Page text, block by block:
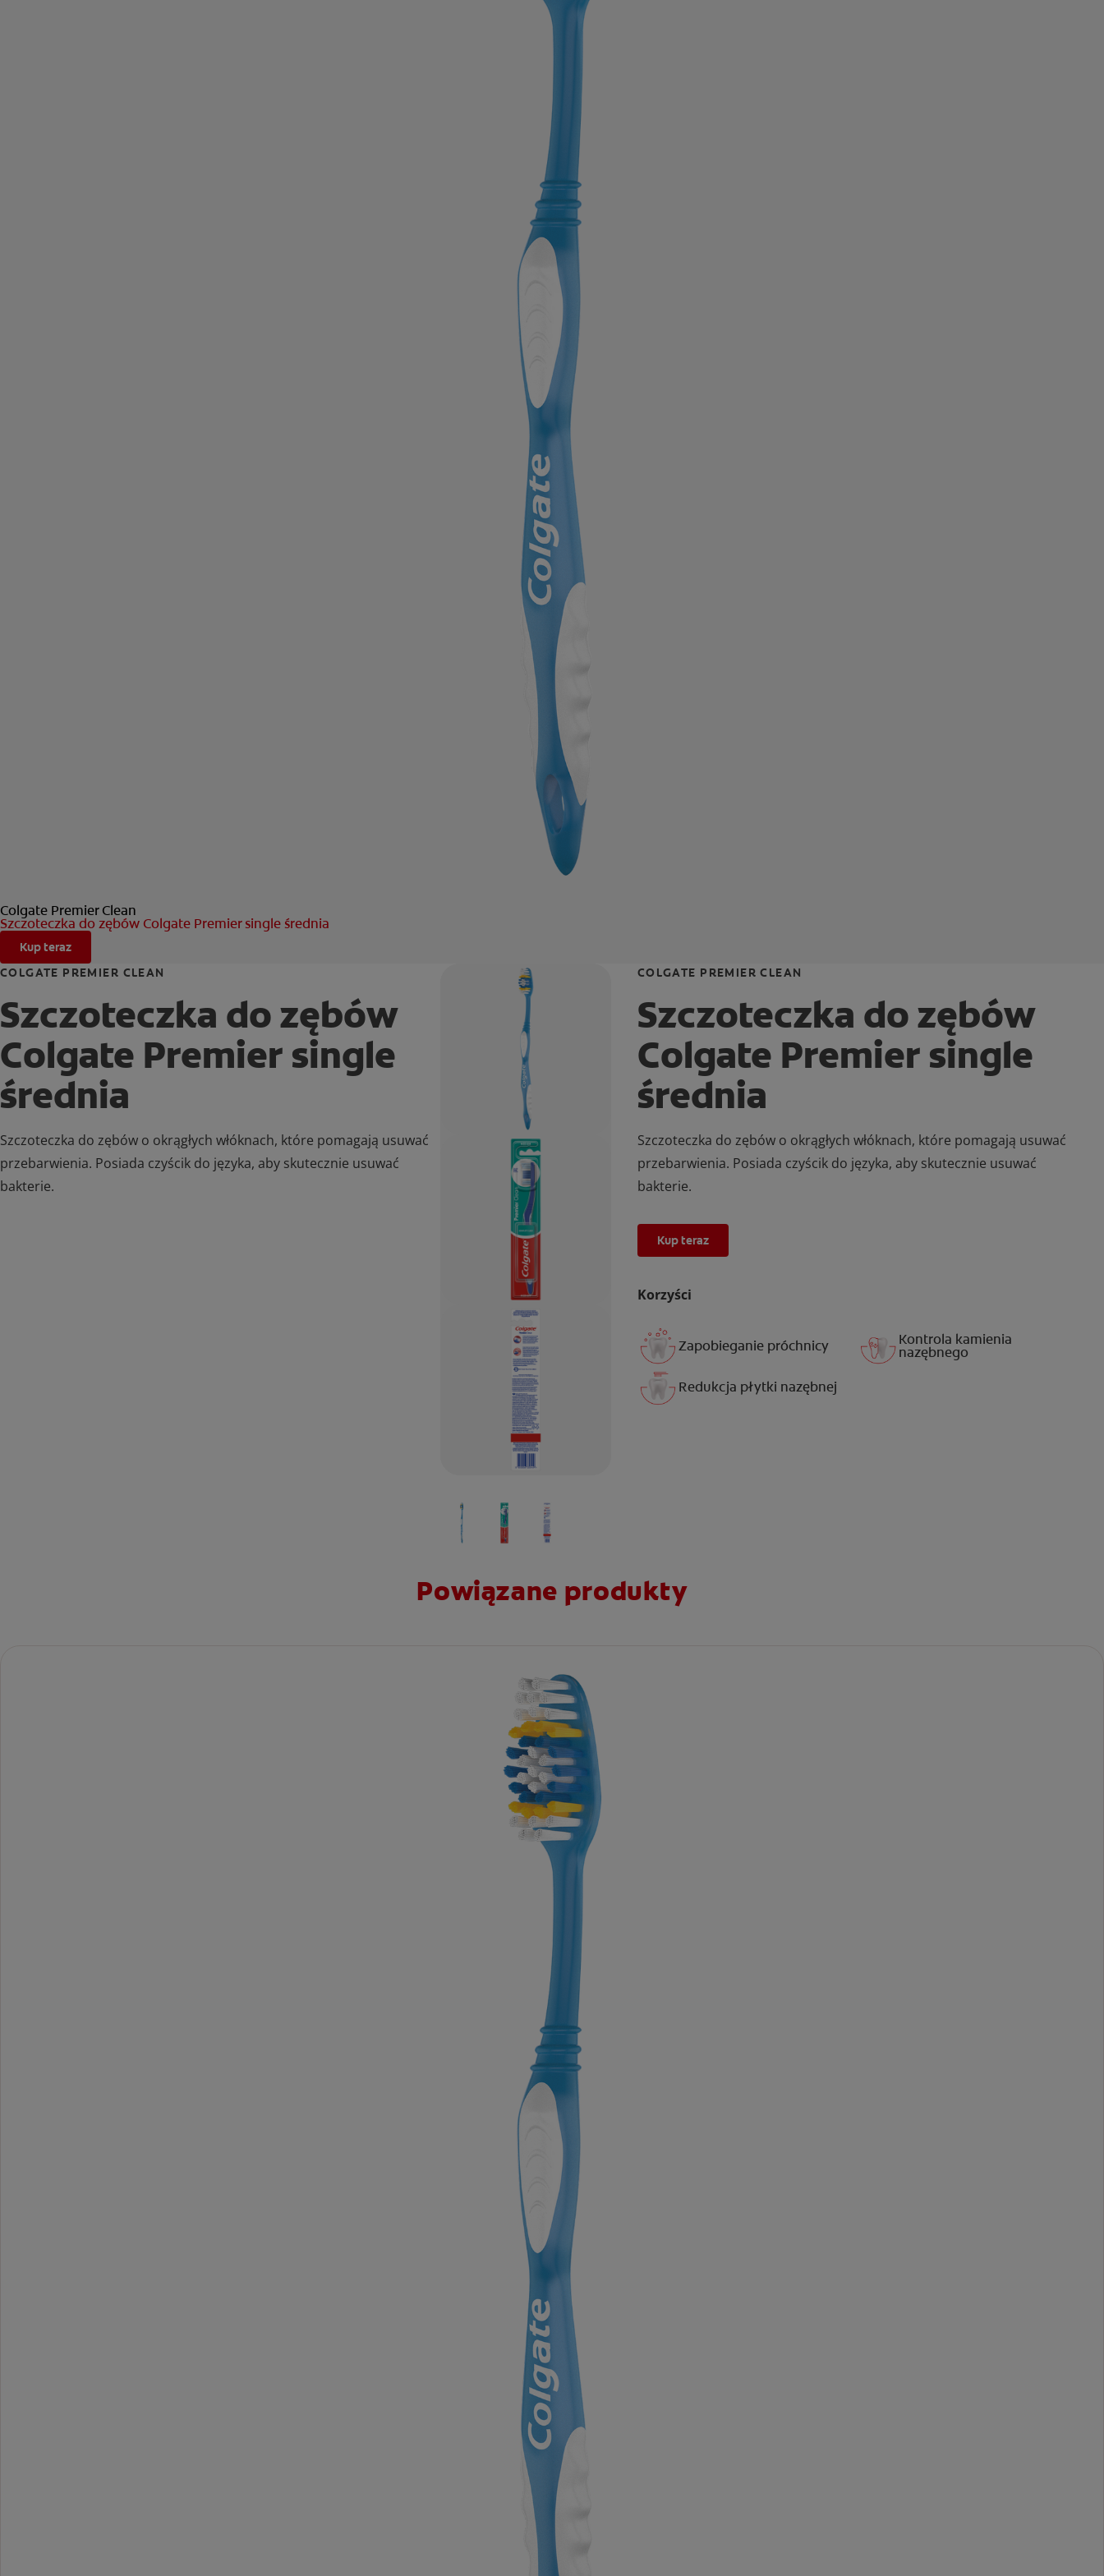
Colgate Premier Clean
Szczoteczka do zębów Colgate Premier single średnia
Kup teraz
COLGATE PREMIER CLEAN
Szczoteczka do zębów
Colgate Premier single
średnia
Szczoteczka do zębów o okrągłych włóknach, które pomagają usuwać
przebarwienia. Posiada czyścik do języka, aby skutecznie usuwać
bakterie.
COLGATE PREMIER CLEAN
Szczoteczka do zębów
Colgate Premier single
średnia
Szczoteczka do zębów o okrągłych włóknach, które pomagają usuwać
przebarwienia. Posiada czyścik do języka, aby skutecznie usuwać
bakterie.
Kup teraz
Korzyści
Zapobieganie próchnicy Kontrola kamienia
nazębnego
Redukcja płytki nazębnej
Powiązane produkty